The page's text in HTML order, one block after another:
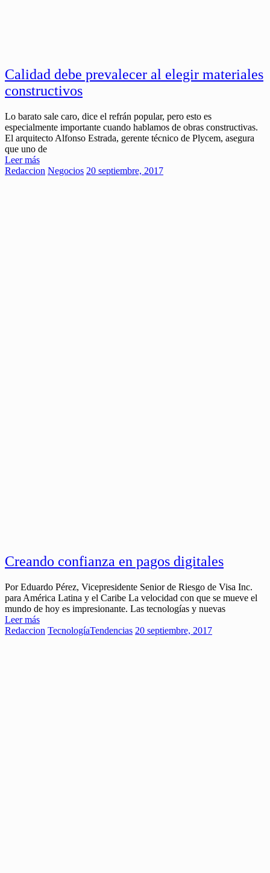
Calidad debe prevalecer al elegir materiales
constructivos
Lo barato sale caro, dice el refrán popular, pero esto es
especialmente importante cuando hablamos de obras constructivas.
El arquitecto Alfonso Estrada, gerente técnico de Plycem, asegura
que uno de
Leer más
Redaccion Negocios 20 septiembre, 2017
Creando confianza en pagos digitales
Por Eduardo Pérez, Vicepresidente Senior de Riesgo de Visa Inc.
para América Latina y el Caribe La velocidad con que se mueve el
mundo de hoy es impresionante. Las tecnologías y nuevas
Leer más
Redaccion TecnologíaTendencias 20 septiembre, 2017